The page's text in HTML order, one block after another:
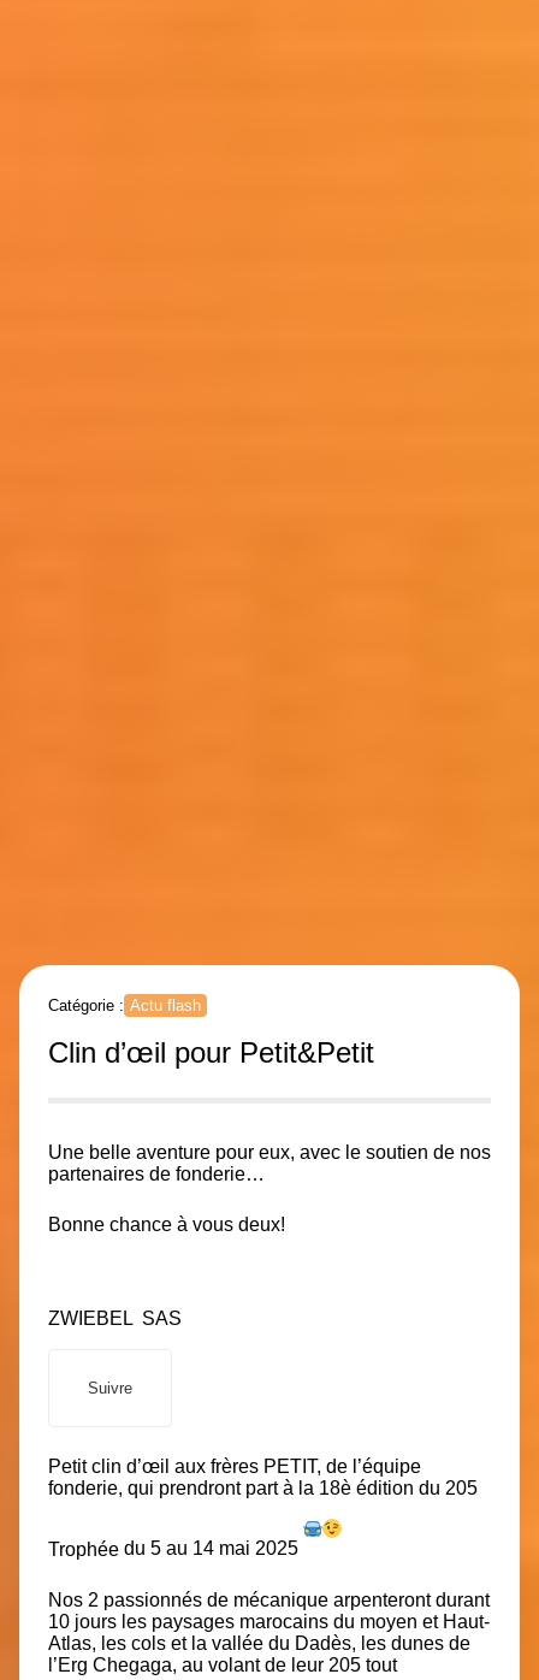
Catégorie : Actu flash
Clin d’œil pour Petit&Petit
Une belle aventure pour eux, avec le soutien de nos
partenaires de fonderie…
Bonne chance à vous deux!
ZWIEBEL SAS
Suivre
Petit clin d’œil aux frères PETIT, de l’équipe
fonderie, qui prendront part à la 18è édition du 205
Trophée du 5 au 14 mai 2025
Nos 2 passionnés de mécanique arpenteront durant
10 jours les paysages marocains du moyen et Haut-
Atlas, les cols et la vallée du Dadès, les dunes de
l’Erg Chegaga, au volant de leur 205 tout